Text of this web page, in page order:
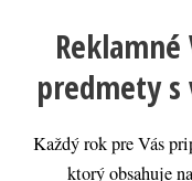
predmety
Každý rok pre Vás
ktorý obsahuje